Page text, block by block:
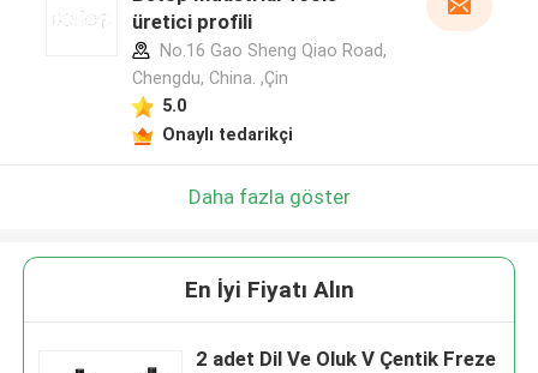
üretici profili
No.16 Gao Sheng Qiao Road,
Chengdu, China. ,Çin
5.0
Onaylı tedarikçi
Daha fazla göster
En İyi Fiyatı Alın
2 adet Dil Ve Oluk V Çentik Freze